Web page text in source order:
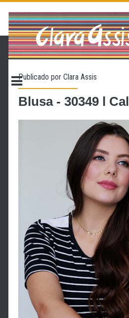
PÁGINA INICIAL
LOJA VIRTUAL
CONTATO
PROMOÇÃO
Publicado porClara Assis
Blusa - 30349 l